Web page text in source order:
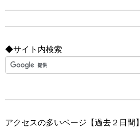
◆サイト内検索
アクセスの多いページ【過去２日間】